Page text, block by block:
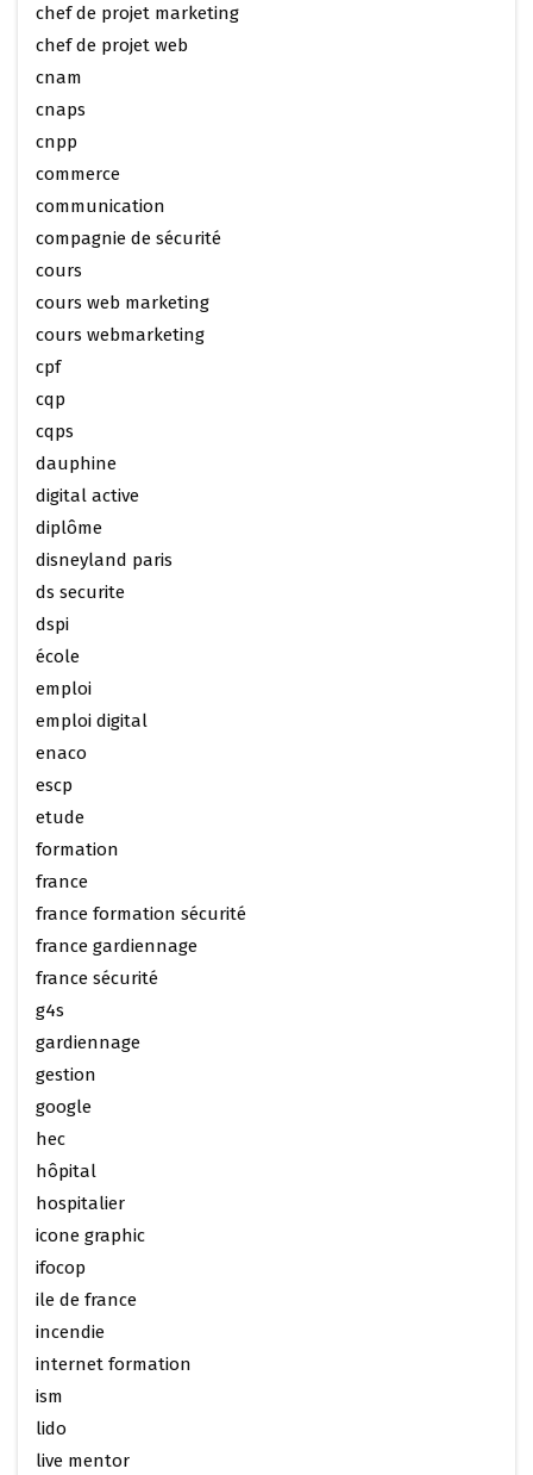
chef de projet marketing
chef de projet web
cnam
cnaps
cnpp
commerce
communication
compagnie de sécurité
cours
cours web marketing
cours webmarketing
cpf
cqp
cqps
dauphine
digital active
diplôme
disneyland paris
ds securite
dspi
école
emploi
emploi digital
enaco
escp
etude
formation
france
france formation sécurité
france gardiennage
france sécurité
g4s
gardiennage
gestion
google
hec
hôpital
hospitalier
icone graphic
ifocop
ile de france
incendie
internet formation
ism
lido
live mentor